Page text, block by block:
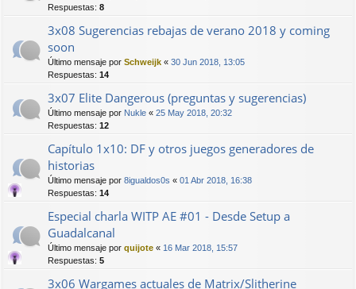
Respuestas: 8
3x08 Sugerencias rebajas de verano 2018 y coming
soon
Último mensaje por Schweijk « 30 Jun 2018, 13:05
Respuestas: 14
3x07 Elite Dangerous (preguntas y sugerencias)
Último mensaje por Nukle « 25 May 2018, 20:32
Respuestas: 12
Capítulo 1x10: DF y otros juegos generadores de
historias
Último mensaje por 8igualdos0s « 01 Abr 2018, 16:38
Respuestas: 14
Especial charla WITP AE #01 - Desde Setup a
Guadalcanal
Último mensaje por quijote « 16 Mar 2018, 15:57
Respuestas: 5
3x06 Wargames actuales de Matrix/Slitherine